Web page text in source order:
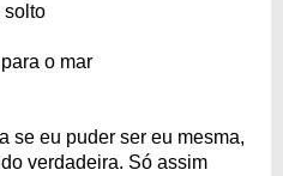
solto
o mar
se eu puder ser eu mesma,
verdadeira. Só assim